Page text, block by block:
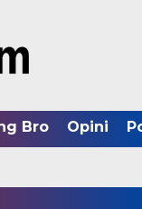
Bro Opini